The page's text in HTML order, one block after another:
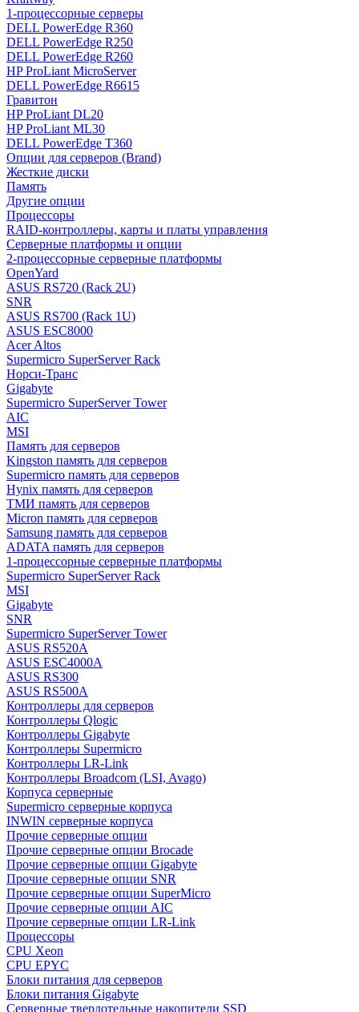
1-процессорные серверы
DELL PowerEdge R360
DELL PowerEdge R250
DELL PowerEdge R260
HP ProLiant MicroServer
DELL PowerEdge R6615
Гравитон
HP ProLiant DL20
HP ProLiant ML30
DELL PowerEdge T360
Опции для серверов (Brand)
Жесткие диски
Память
Другие опции
Процессоры
RAID-контроллеры, карты и платы управления
Серверные платформы и опции
2-процессорные серверные платформы
OpenYard
ASUS RS720 (Rack 2U)
SNR
ASUS RS700 (Rack 1U)
ASUS ESC8000
Acer Altos
Supermicro SuperServer Rack
Норси-Транс
Gigabyte
Supermicro SuperServer Tower
AIC
MSI
Память для серверов
Kingston память для серверов
Supermicro память для серверов
Hynix память для серверов
ТМИ память для серверов
Micron память для серверов
Samsung память для серверов
ADATA память для серверов
1-процессорные серверные платформы
Supermicro SuperServer Rack
MSI
Gigabyte
SNR
Supermicro SuperServer Tower
ASUS RS520A
ASUS ESC4000A
ASUS RS300
ASUS RS500A
Контроллеры для серверов
Контроллеры Qlogic
Контроллеры Gigabyte
Контроллеры Supermicro
Контроллеры LR-Link
Контроллеры Broadcom (LSI, Avago)
Корпуса серверные
Supermicro серверные корпуса
INWIN серверные корпуса
Прочие серверные опции
Прочие серверные опции Brocade
Прочие серверные опции Gigabyte
Прочие серверные опции SNR
Прочие серверные опции SuperMicro
Прочие серверные опции AIC
Прочие серверные опции LR-Link
Процессоры
CPU Xeon
CPU EPYC
Блоки питания для серверов
Блоки питания Gigabyte
Серверные твердотельные накопители SSD